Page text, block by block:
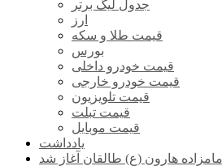
جدول لیگ برتر
ارز
قیمت طلا و سکه
بورس
قیمت خودرو داخلی
قیمت خودرو خارجی
قیمت تلویزیون
قیمت تبلت
قیمت موبایل
یادداشت
هارون (ع) طالقان آغاز شد